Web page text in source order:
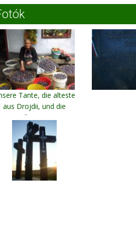
Tante, die alteste
aus Drojdii, und die
Pflaumen